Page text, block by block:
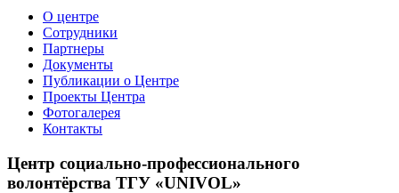
О центре
Сотрудники
Партнеры
Документы
Публикации о Центре
Проекты Центра
Фотогалерея
Контакты
Центр социально-профессионального
волонтёрства ТГУ «UNIVOL»